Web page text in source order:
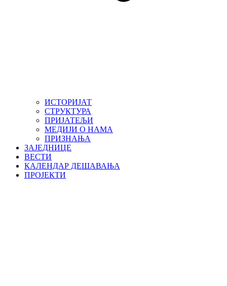
ИСТОРИЈАТ
СТРУКТУРА
ПРИЈАТЕЉИ
МЕДИЈИ О НАМА
ПРИЗНАЊА
ЗАЈЕДНИЦЕ
ВЕСТИ
КАЛЕНДАР ДЕШАВАЊА
ПРОЈЕКТИ